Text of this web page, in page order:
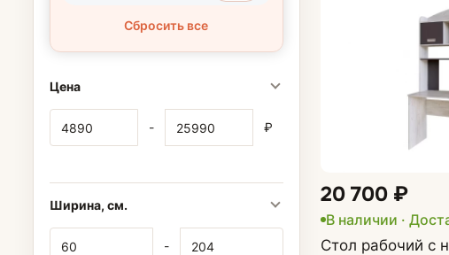
Сбросить все
Цена
- ₽
Ширина, см.
-
20 700 ₽
В наличии ·
Стол рабочий с